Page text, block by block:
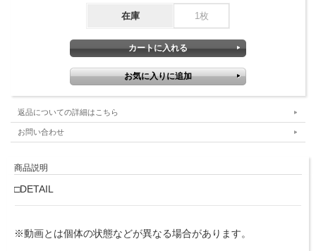
在庫 1枚
返品についての詳細はこちら
お問い合わせ
商品説明
□DETAIL
※動画とは個体の状態などが異なる場合があります。